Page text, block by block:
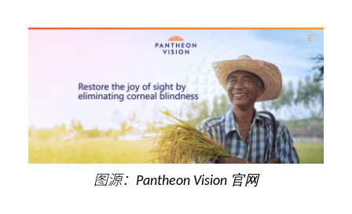
图源： Pantheon Vision 官网